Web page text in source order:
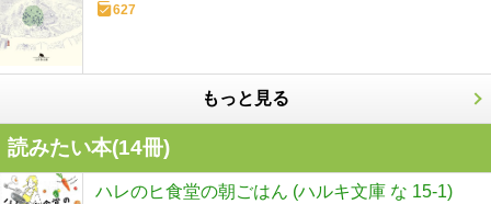
627
もっと見る
読みたい本(14冊)
ハレのヒ食堂の朝ごはん (ハルキ文庫 な 15-1)